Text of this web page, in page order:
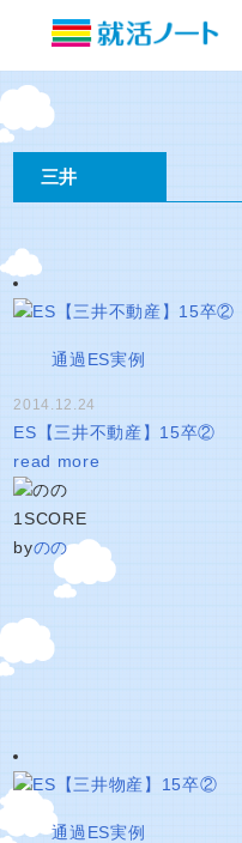
三井
通過ES実例
2014.12.24
ES【三井不動産】15卒②
read more
1SCORE
byのの
通過ES実例